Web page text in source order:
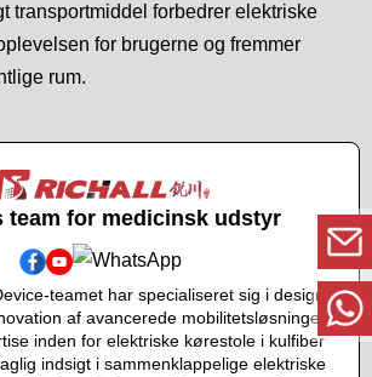
transportmiddel forbedrer elektriske
for brugerne og fremmer
rum.
team for medicinsk udstyr
teamet har specialiseret sig i design,
af avancerede mobilitetsløsninger.
inden for elektriske kørestole i kulfiber
indsigt i sammenklappelige elektriske